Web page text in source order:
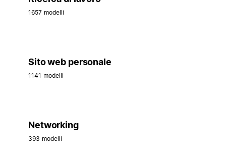
1657 modelli
Sito web personale
1141 modelli
Networking
393 modelli